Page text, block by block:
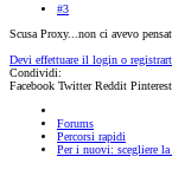
#3
Scusa Proxy...non ci avevo
Devi effettuare il login o
Condividi:
Facebook Twitter Reddit Pinterest
Forums
Percorsi rapidi
Per i nuovi: scegliere